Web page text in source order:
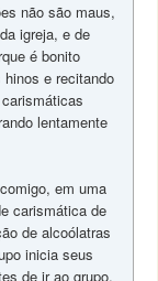
não são maus,
igreja, e de
é bonito
e recitando
lentamente
em uma
carismática de
de alcoólatras
inicia seus
de ir ao grupo,